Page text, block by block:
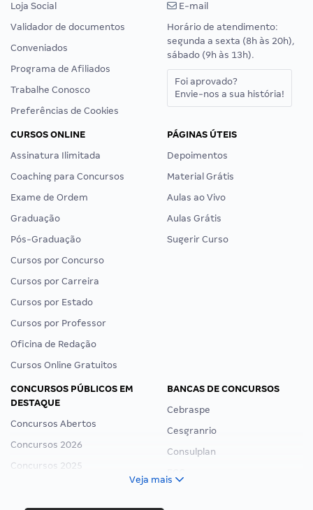
Loja Social
Validador de documentos
Conveniados
Programa de Afiliados
Trabalhe Conosco
Preferências de Cookies
E-mail
Horário de atendimento:
segunda a sexta (8h às 20h),
sábado (9h às 13h).
Foi aprovado?
Envie-nos a sua história!
CURSOS ONLINE
Assinatura Ilimitada
Coaching para Concursos
Exame de Ordem
Graduação
Pós-Graduação
Cursos por Concurso
Cursos por Carreira
Cursos por Estado
Cursos por Professor
Oficina de Redação
Cursos Online Gratuitos
PÁGINAS ÚTEIS
Depoimentos
Material Grátis
Aulas ao Vivo
Aulas Grátis
Sugerir Curso
CONCURSOS PÚBLICOS EM
DESTAQUE
Concursos Abertos
Concursos 2026
Concursos 2025
Concurso Ibama
BANCAS DE CONCURSOS
Cebraspe
Cesgranrio
Consulplan
Veja mais